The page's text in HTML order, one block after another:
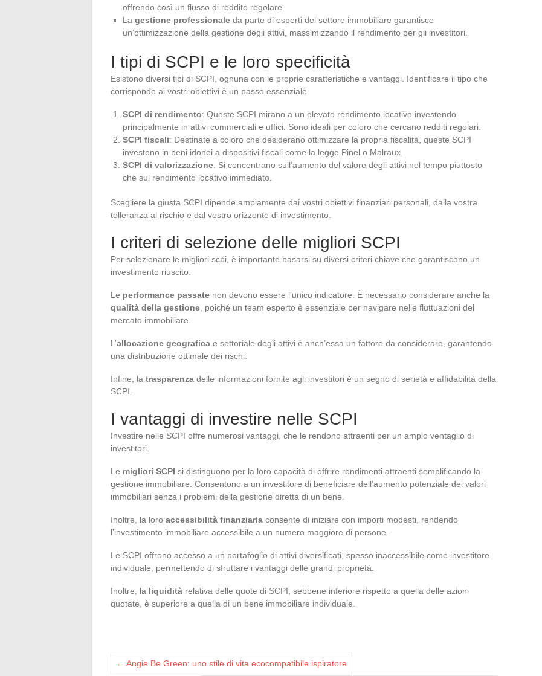
offrendo così un flusso di reddito regolare.
La gestione professionale da parte di esperti del settore immobiliare garantisce
un’ottimizzazione della gestione degli attivi, massimizzando il rendimento per gli investitori.
I tipi di SCPI e le loro specificità
Esistono diversi tipi di SCPI, ognuna con le proprie caratteristiche e vantaggi. Identificare il tipo che
corrisponde ai vostri obiettivi è un passo essenziale.
SCPI di rendimento: Queste SCPI mirano a un elevato rendimento locativo investendo
principalmente in attivi commerciali e uffici. Sono ideali per coloro che cercano redditi regolari.
SCPI fiscali: Destinate a coloro che desiderano ottimizzare la propria fiscalità, queste SCPI
investono in beni idonei a dispositivi fiscali come la legge Pinel o Malraux.
SCPI di valorizzazione: Si concentrano sull’aumento del valore degli attivi nel tempo piuttosto
che sul rendimento locativo immediato.
Scegliere la giusta SCPI dipende ampiamente dai vostri obiettivi finanziari personali, dalla vostra
tolleranza al rischio e dal vostro orizzonte di investimento.
I criteri di selezione delle migliori SCPI
Per selezionare le migliori scpi, è importante basarsi su diversi criteri chiave che garantiscono un
investimento riuscito.
Le performance passate non devono essere l’unico indicatore. È necessario considerare anche la
qualità della gestione , poiché un team esperto è essenziale per navigare nelle fluttuazioni del
mercato immobiliare.
L’allocazione geografica e settoriale degli attivi è anch’essa un fattore da considerare, garantendo
una distribuzione ottimale dei rischi.
Infine, la trasparenza delle informazioni fornite agli investitori è un segno di serietà e affidabilità della
SCPI.
I vantaggi di investire nelle SCPI
Investire nelle SCPI offre numerosi vantaggi, che le rendono attraenti per un ampio ventaglio di
investitori.
Le migliori SCPI si distinguono per la loro capacità di offrire rendimenti attraenti semplificando la
gestione immobiliare. Consentono a un investitore di beneficiare dell’aumento potenziale dei valori
immobiliari senza i problemi della gestione diretta di un bene.
Inoltre, la loro accessibilità finanziaria consente di iniziare con importi modesti, rendendo
l’investimento immobiliare accessibile a un numero maggiore di persone.
Le SCPI offrono accesso a un portafoglio di attivi diversificati, spesso inaccessibile come investitore
individuale, permettendo di sfruttare i vantaggi delle grandi proprietà.
Inoltre, la liquidità relativa delle quote di SCPI, sebbene inferiore rispetto a quella delle azioni
quotate, è superiore a quella di un bene immobiliare individuale.
← Angie Be Green: uno stile di vita ecocompatibile ispiratore